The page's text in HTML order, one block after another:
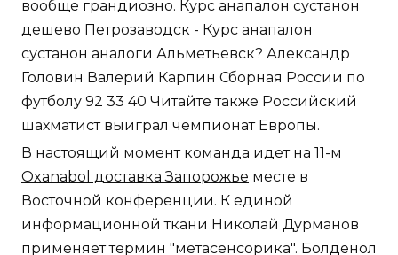
вообще грандиозно. Курс анапалон сустанон
дешево Петрозаводск - Курс анапалон
сустанон аналоги Альметьевск? Александр
Головин Валерий Карпин Сборная России по
футболу 92 33 40 Читайте также Российский
шахматист выиграл чемпионат Европы.
В настоящий момент команда идет на 11-м
Oxanabol доставка Запорожье месте в
Восточной конференции. К единой
информационной ткани Николай Дурманов
применяет термин "метасенсорика". Болденол